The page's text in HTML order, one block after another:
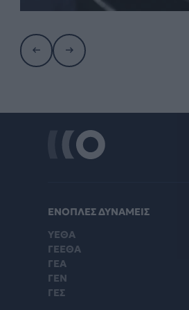
ΕΝΟΠΛΕΣ ΔΥΝΑΜΕΙΣ
ΥΕΘΑ
ΓΕΕΘΑ
ΓΕΑ
ΓΕΝ
ΓΕΣ